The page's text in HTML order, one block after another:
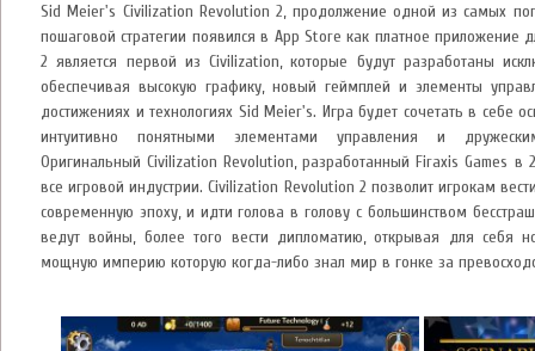
Sid Meier's Civilization Revolution 2, продолжение одной из самых
пошаговой стратегии появился в App Store как платное приложение
2 является первой из Civilization, которые будут разработаны
обеспечивая высокую графику, новый геймплей и элементы
достижениях и технологиях Sid Meier's. Игра будет сочетать в себе
интуитивно понятными элементами управления и
Оригинальный Civilization Revolution, разработанный Firaxis Games в
все игровой индустрии. Civilization Revolution 2 позволит игрокам
современную эпоху, и идти голова в голову с большинством
ведут войны, более того вести дипломатию, открывая для себя
мощную империю которую когда-либо знал мир в гонке за